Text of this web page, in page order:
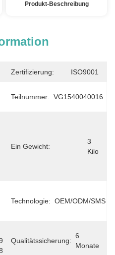
Produkt-Beschreibung
Zertifizierung: ISO9001
Teilnummer: VG1540040016
Ein Gewicht:
3
Kilo
Technologie: OEM/ODM/SMS
Qualitätssicherung:
6
Monate